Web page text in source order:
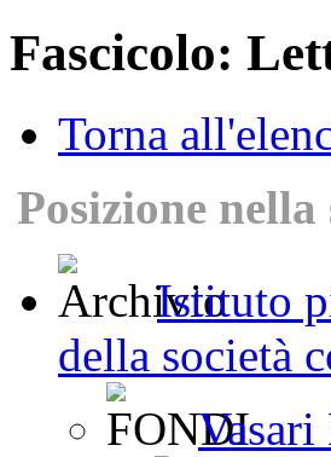
Fascicolo:
Torna
Posizione
Istituto
della società